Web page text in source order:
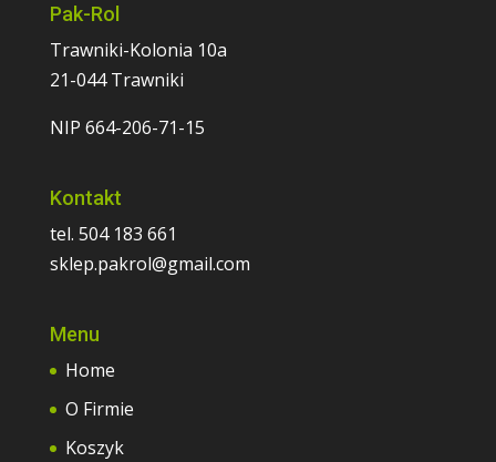
Pak-Rol
Trawniki-Kolonia 10a
21-044 Trawniki
NIP 664-206-71-15
Kontakt
tel. 504 183 661
sklep.pakrol@gmail.com
Menu
Home
O Firmie
Koszyk